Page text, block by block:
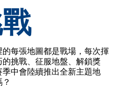
每張地圖都是戰場，每次揮
挑戰、征服地盤、解鎖獎
中會陸續推出全新主題地